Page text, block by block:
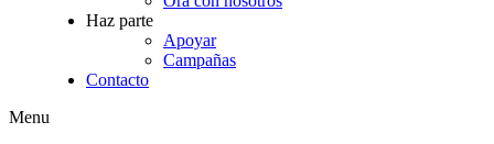
Haz parte
Apoyar
Campañas
Contacto
Menu